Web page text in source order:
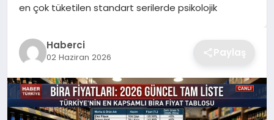
TEKNOLOJI
YAŞAM
GÜNDEM
en çok tüketilen standart serilerde psikolojik
Haberci
02 Haziran 2026 Paylaş